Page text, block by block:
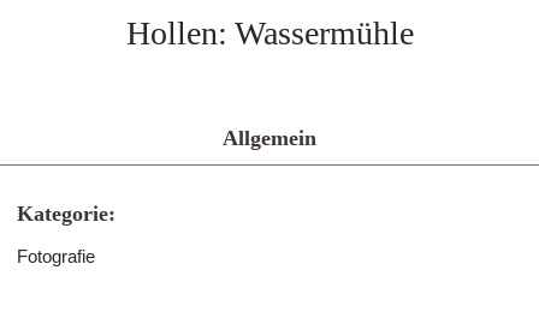
Hollen: Wassermühle
Allgemein
Kategorie:
Fotografie